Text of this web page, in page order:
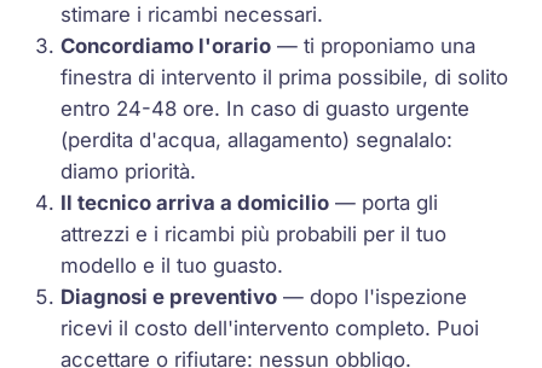
stimare i ricambi necessari.
Concordiamo l'orario — ti proponiamo una
finestra di intervento il prima possibile, di solito
entro 24-48 ore. In caso di guasto urgente
(perdita d'acqua, allagamento) segnalalo:
diamo priorità.
Il tecnico arriva a domicilio — porta gli
attrezzi e i ricambi più probabili per il tuo
modello e il tuo guasto.
Diagnosi e preventivo — dopo l'ispezione
ricevi il costo dell'intervento completo. Puoi
accettare o rifiutare: nessun obbligo.